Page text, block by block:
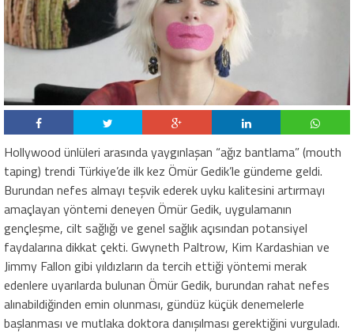
Hollywood ünlüleri arasında yaygınlaşan “ağız bantlama” (mouth
taping) trendi Türkiye’de ilk kez Ömür Gedik’le gündeme geldi.
Burundan nefes almayı teşvik ederek uyku kalitesini artırmayı
amaçlayan yöntemi deneyen Ömür Gedik, uygulamanın
gençleşme, cilt sağlığı ve genel sağlık açısından potansiyel
faydalarına dikkat çekti. Gwyneth Paltrow, Kim Kardashian ve
Jimmy Fallon gibi yıldızların da tercih ettiği yöntemi merak
edenlere uyarılarda bulunan Ömür Gedik, burundan rahat nefes
alınabildiğinden emin olunması, gündüz küçük denemelerle
başlanması ve mutlaka doktora danışılması gerektiğini vurguladı.